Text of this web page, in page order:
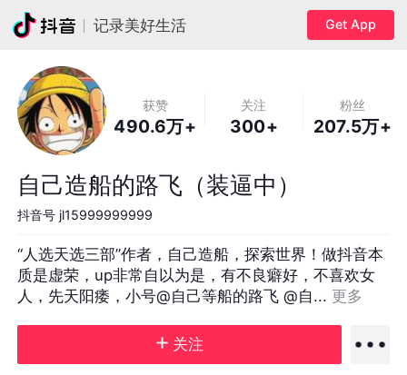
记录美好生活 Get App
获赞
490.6万+
关注
300+
粉丝
207.5万+
自己造船的路飞（装逼中）
抖音号 jl15999999999
“人选天选三部”作者，自己造船，探索世界！做抖音本
质是虚荣，up非常自以为是，有不良癖好，不喜欢女
人，先天阳痿，小号@自己等船的路飞 @自... 更多
关注